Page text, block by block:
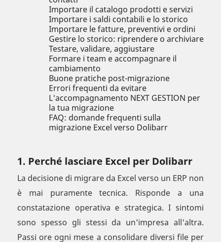
Importare il catalogo prodotti e servizi
Importare i saldi contabili e lo storico
Importare le fatture, preventivi e ordini
Gestire lo storico: riprendere o archiviare
Testare, validare, aggiustare
Formare i team e accompagnare il
cambiamento
Buone pratiche post-migrazione
Errori frequenti da evitare
L'accompagnamento NEXT GESTION per
la tua migrazione
FAQ: domande frequenti sulla
migrazione Excel verso Dolibarr
1. Perché lasciare Excel per Dolibarr
La decisione di migrare da Excel verso un ERP non
è mai puramente tecnica. Risponde a una
constatazione operativa e strategica. I sintomi
sono spesso gli stessi da un'impresa all'altra.
Passi ore ogni mese a consolidare diversi file per